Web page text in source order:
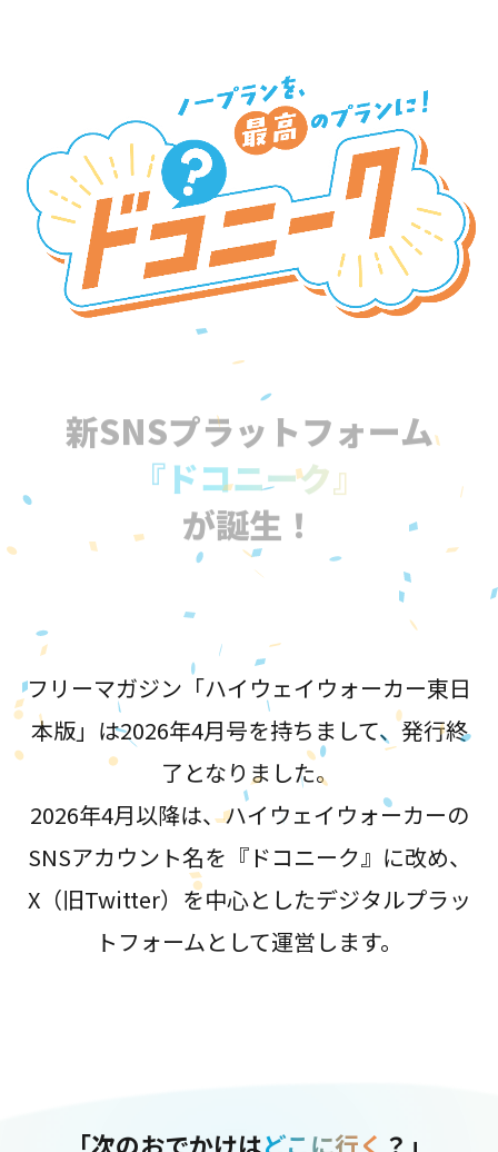
新SNSプラットフォーム
『ドコニーク』
が誕生！
フリーマガジン「ハイウェイウォーカー東日
本版」は2026年4月号を持ちまして、発行終
了となりました。
2026年4月以降は、ハイウェイウォーカーの
SNSアカウント名を『ドコニーク』に改め、
X（旧Twitter）を中心としたデジタルプラッ
トフォームとして運営します。
「次のおでかけはどこに行く ？」